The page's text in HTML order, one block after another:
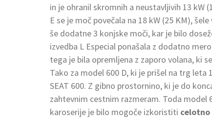
in je ohranil skromnih a neustavljivih 13 kW
E se je moč povečala na 18 kW (25 KM),
še dodatne 3 konjske moči, kar je bilo
izvedba L Especial ponašala z dodatno
tega je bila opremljena z zaporo volana, ki
Tako za model 600 D, ki je prišel na trg leta
SEAT 600. Z gibno prostornino, ki je do
zahtevnim cestnim razmeram. Toda model
karoserije je bilo mogoče izkoristiti celotno